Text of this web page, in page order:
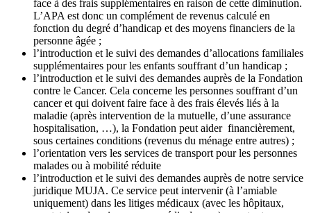
face à des frais supplémentaires en raison de cette diminution.
L’APA est donc un complément de revenus calculé en
fonction du degré d’handicap et des moyens financiers de la
personne âgée ;
l’introduction et le suivi des demandes d’allocations familiales
supplémentaires pour les enfants souffrant d’un handicap ;
l’introduction et le suivi des demandes auprès de la Fondation
contre le Cancer. Cela concerne les personnes souffrant d’un
cancer et qui doivent faire face à des frais élevés liés à la
maladie (après intervention de la mutuelle, d’une assurance
hospitalisation, …), la Fondation peut aider financièrement,
sous certaines conditions (revenus du ménage entre autres) ;
l’orientation vers les services de transport pour les personnes
malades ou à mobilité réduite
l’introduction et le suivi des demandes auprès de notre service
juridique MUJA. Ce service peut intervenir (à l’amiable
uniquement) dans les litiges médicaux (avec les hôpitaux,